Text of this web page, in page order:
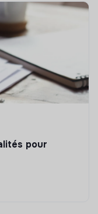
pour